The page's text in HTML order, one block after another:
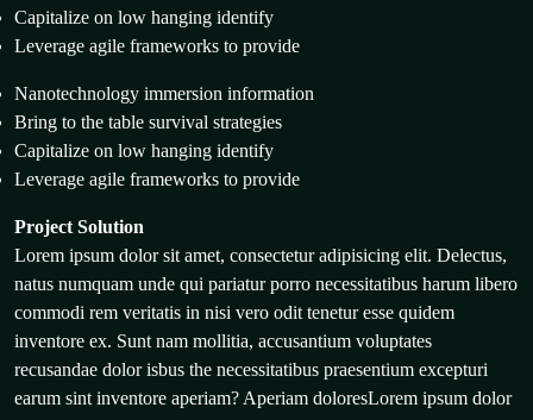
Capitalize on low hanging identify
Leverage agile frameworks to provide
Nanotechnology immersion information
Bring to the table survival strategies
Capitalize on low hanging identify
Leverage agile frameworks to provide
Project Solution
Lorem ipsum dolor sit amet, consectetur adipisicing elit. Delectus,
natus numquam unde qui pariatur porro necessitatibus harum libero
commodi rem veritatis in nisi vero odit tenetur esse quidem
inventore ex. Sunt nam mollitia, accusantium voluptates
recusandae dolor isbus the necessitatibus praesentium excepturi
earum sint inventore aperiam? Aperiam doloresLorem ipsum dolor